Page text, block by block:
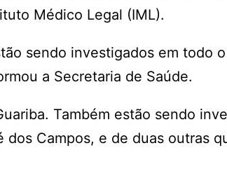
Médico Legal (IML).
sendo investigados em todo
a Secretaria de Saúde.
Também estão sendo
Campos, e de duas outras